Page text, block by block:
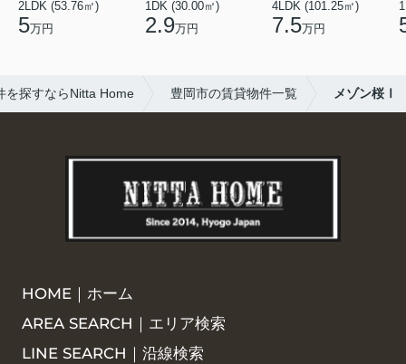
2LDK (53.76㎡)
5万円
1DK (30.00㎡)
2.9万円
4LDK (101.25㎡)
7.5万円
を探すならNitta Home 豊岡市の賃貸物件一覧 メゾン桜Ⅰ
HOME｜ホーム
AREA SEARCH｜エリア検索
LINE SEARCH｜沿線検索